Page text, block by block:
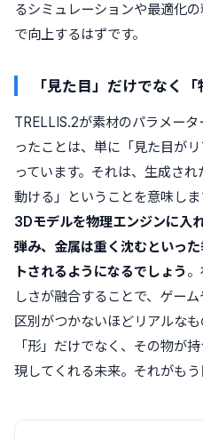
るシミュレーションや最適化
で向上するはずです。
「見た目」だけでなく
TRELLIS.2が素材のパラメー
ったことは、単に「見た目が
っています。それは、生成さ
動ける」ということを意味しま
3Dモデルを物理エンジンに入
弾み、金属は重く沈むといっ
トされるようになるでしょう
しさが融合することで、ゲー
区別がつかないほどリアルな
「形」だけでなく、その物が
現してくれる未来。それがもう